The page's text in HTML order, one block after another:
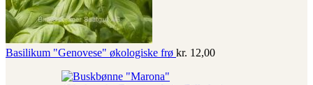
Basilikum "Genovese" økologiske frø kr. 12,00